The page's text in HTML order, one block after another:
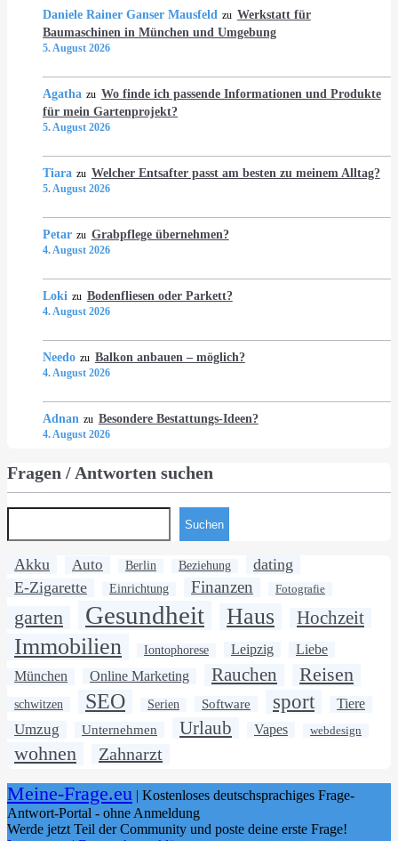
Daniele Rainer Ganser Mausfeld zu Werkstatt für
Baumaschinen in München und Umgebung
5. August 2026
Agatha zu Wo finde ich passende Informationen und Produkte
für mein Gartenprojekt?
5. August 2026
Tiara zu Welcher Entsafter passt am besten zu meinem Alltag?
5. August 2026
Petar zu Grabpflege übernehmen?
4. August 2026
Loki zu Bodenfliesen oder Parkett?
4. August 2026
Needo zu Balkon anbauen – möglich?
4. August 2026
Adnan zu Besondere Bestattungs-Ideen?
4. August 2026
Fragen / Antworten suchen
Suchen
Akku Auto Berlin Beziehung
dating
E-Zigarette
Einrichtung Finanzen Fotografie
garten Gesundheit Haus Hochzeit
Immobilien Iontophorese Leipzig Liebe
München Online Marketing Rauchen Reisen
schwitzen SEO Serien Software sport Tiere
Umzug Unternehmen Urlaub Vapes webdesign
wohnen Zahnarzt
Meine-Frage.eu | Kostenloses deutschsprachiges Frage-
Antwort-Portal - ohne Anmeldung
Werde jetzt Teil der Community und poste deine erste Frage!